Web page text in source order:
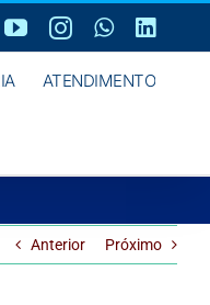
YouTubeInstagram
ATENDIMENTO
Anterior Próximo